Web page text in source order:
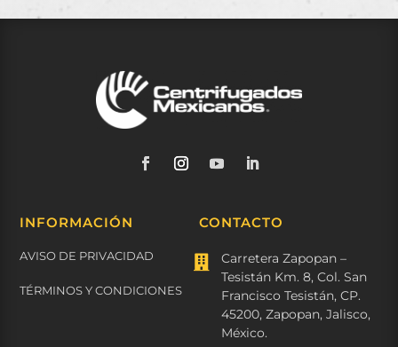
INFORMACIÓN
AVISO DE PRIVACIDAD
TÉRMINOS Y CONDICIONES
CONTACTO

Carretera Zapopan –
Tesistán Km. 8, Col. San
Francisco Tesistán, CP.
45200, Zapopan, Jalisco,
México.